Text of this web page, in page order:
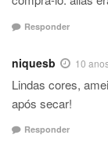
Responder
niquesb 10
Lindas cores,
após secar!
Responder